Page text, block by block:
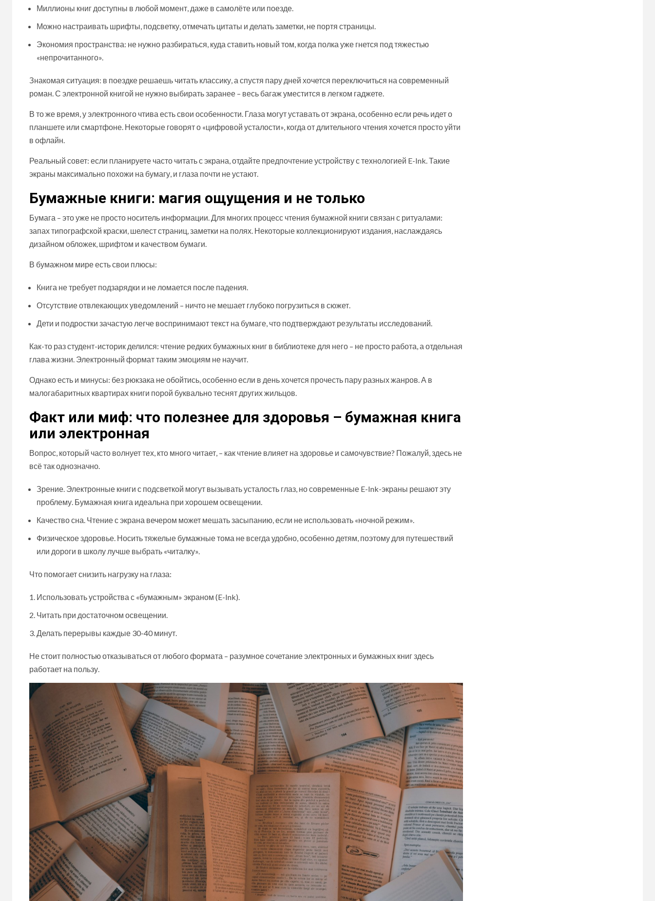
Миллионы книг доступны в любой момент, даже в самолёте или поезде.
Можно настраивать шрифты, подсветку, отмечать цитаты и делать заметки, не портя страницы.
Экономия пространства: не нужно разбираться, куда ставить новый том, когда полка уже гнется под тяжестью
«непрочитанного».
Знакомая ситуация: в поездке решаешь читать классику, а спустя пару дней хочется переключиться на современный
роман. С электронной книгой не нужно выбирать заранее – весь багаж уместится в легком гаджете.
В то же время, у электронного чтива есть свои особенности. Глаза могут уставать от экрана, особенно если речь идет о
планшете или смартфоне. Некоторые говорят о «цифровой усталости», когда от длительного чтения хочется просто уйти
в офлайн.
Реальный совет: если планируете часто читать с экрана, отдайте предпочтение устройству с технологией E-Ink. Такие
экраны максимально похожи на бумагу, и глаза почти не устают.
Бумажные книги: магия ощущения и не только
Бумага – это уже не просто носитель информации. Для многих процесс чтения бумажной книги связан с ритуалами:
запах типографской краски, шелест страниц, заметки на полях. Некоторые коллекционируют издания, наслаждаясь
дизайном обложек, шрифтом и качеством бумаги.
В бумажном мире есть свои плюсы:
Книга не требует подзарядки и не ломается после падения.
Отсутствие отвлекающих уведомлений – ничто не мешает глубоко погрузиться в сюжет.
Дети и подростки зачастую легче воспринимают текст на бумаге, что подтверждают результаты исследований.
Как-то раз студент-историк делился: чтение редких бумажных книг в библиотеке для него – не просто работа, а отдельная
глава жизни. Электронный формат таким эмоциям не научит.
Однако есть и минусы: без рюкзака не обойтись, особенно если в день хочется прочесть пару разных жанров. А в
малогабаритных квартирах книги порой буквально теснят других жильцов.
Факт или миф: что полезнее для здоровья – бумажная книга
или электронная
Вопрос, который часто волнует тех, кто много читает, – как чтение влияет на здоровье и самочувствие? Пожалуй, здесь не
всё так однозначно.
Зрение. Электронные книги с подсветкой могут вызывать усталость глаз, но современные E-Ink-экраны решают эту
проблему. Бумажная книга идеальна при хорошем освещении.
Качество сна. Чтение с экрана вечером может мешать засыпанию, если не использовать «ночной режим».
Физическое здоровье. Носить тяжелые бумажные тома не всегда удобно, особенно детям, поэтому для путешествий
или дороги в школу лучше выбрать «читалку».
Что помогает снизить нагрузку на глаза:
Использовать устройства с «бумажным» экраном (E-Ink).
Читать при достаточном освещении.
Делать перерывы каждые 30-40 минут.
Не стоит полностью отказываться от любого формата – разумное сочетание электронных и бумажных книг здесь
работает на пользу.